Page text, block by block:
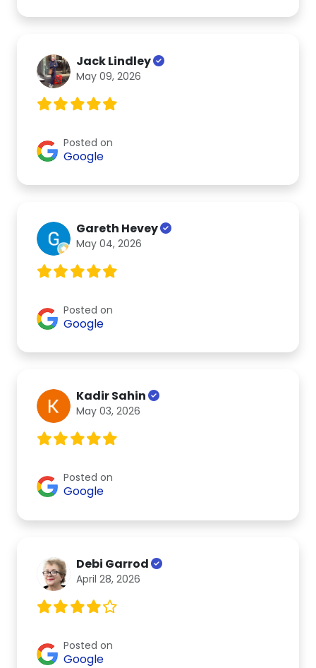
Jack Lindley
May 09, 2026
Posted on
Google
Gareth Hevey
May 04, 2026
Posted on
Google
Kadir Sahin
May 03, 2026
Posted on
Google
Debi Garrod
April 28, 2026
Posted on
Google